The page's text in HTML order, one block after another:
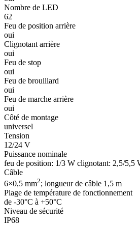
Nombre de LED
62
Feu de position arrière
oui
Clignotant arrière
oui
Feu de stop
oui
Feu de brouillard
oui
Feu de marche arrière
oui
Côté de montage
universel
Tension
12/24 V
Puissance nominale
feu de position: 1/3 W clignotant: 2,5/5,5
Câble
6×0,5 mm2; longueur de câble 1,5 m
Plage de température de fonctionnement
de -30°C à +50°C
Niveau de sécurité
IP68